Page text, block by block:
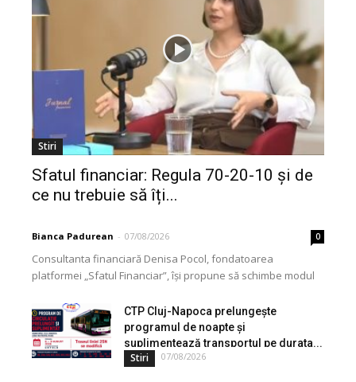
Stiri
Sfatul financiar: Regula 70-20-10 și de
ce nu trebuie să îți...
Bianca Padurean - 07/08/2026 0
Consultanta financiară Denisa Pocol, fondatoarea
platformei „Sfatul Financiar”, își propune să schimbe modul
de peste...
CTP Cluj-Napoca prelungește
programul de noapte și
suplimentează transportul pe durata...
Stiri 07/08/2026